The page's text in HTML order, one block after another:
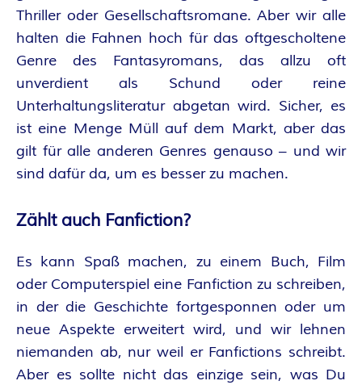
N
N
E
N
K
R
E
I
S
Thriller oder Gesellschaftsromane. Aber wir alle
halten die Fahnen hoch für das oftgescholtene
Genre des Fantasyromans, das allzu oft
unverdient als Schund oder reine
Unterhaltungsliteratur abgetan wird. Sicher, es
ist eine Menge Müll auf dem Markt, aber das
gilt für alle anderen Genres genauso – und wir
sind dafür da, um es besser zu machen.
Zählt auch Fanfiction?
Es kann Spaß machen, zu einem Buch, Film
oder Computerspiel eine Fanfiction zu schreiben,
in der die Geschichte fortgesponnen oder um
neue Aspekte erweitert wird, und wir lehnen
niemanden ab, nur weil er Fanfictions schreibt.
Aber es sollte nicht das einzige sein, was Du